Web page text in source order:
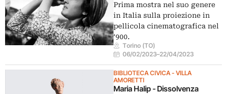
Prima mostra nel suo genere
in Italia sulla proiezione in
pellicola cinematografica nel
‘900.
Torino (TO)
06/02/2023–22/04/2023
BIBLIOTECA CIVICA - VILLA
AMORETTI
Maria Halip - Dissolvenza